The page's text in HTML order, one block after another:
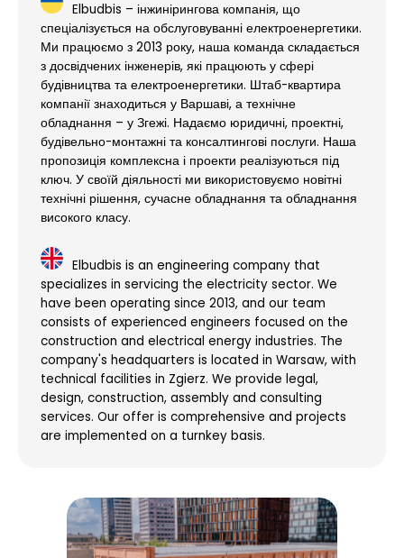
Elbudbis – інжинірингова компанія, що
спеціалізується на обслуговуванні електроенергетики.
Ми працюємо з 2013 року, наша команда складається
з досвідчених інженерів, які працюють у сфері
будівництва та електроенергетики. Штаб-квартира
компанії знаходиться у Варшаві, а технічне
обладнання – у Згежі. Надаємо юридичні, проектні,
будівельно-монтажні та консалтингові послуги. Наша
пропозиція комплексна і проекти реалізуються під
ключ. У своїй діяльності ми використовуємо новітні
технічні рішення, сучасне обладнання та обладнання
високого класу.
Elbudbis is an engineering company that
specializes in servicing the electricity sector. We
have been operating since 2013, and our team
consists of experienced engineers focused on the
construction and electrical energy industries. The
company's headquarters is located in Warsaw, with
technical facilities in Zgierz. We provide legal,
design, construction, assembly and consulting
services. Our offer is comprehensive and projects
are implemented on a turnkey basis.